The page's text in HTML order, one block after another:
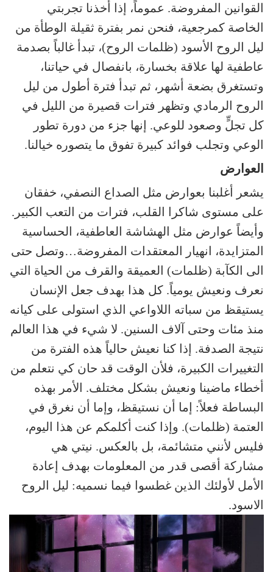
القوانين المفروضة. عموماً، إذا أخذنا تجربتي
الخاصة كمرجعية، فنحن نمر بفترة ثقيلة الوطأة من
ليل الروح الأسود (ظلمات الروح)، تبدأ غالباً بصدمة
عاطفية لها علاقة بخسارة، بانفصال في حياتنا،
وتستغرق بضعة أشهر، ثم تبدأ فترة أطول من ليل
الروح الرمادي وتظهر فترات قصيرة من الليل في
كل تجلٍّ وصعود للوعي. إنها جزء من دورة تطور
الوعي وتجلب فوائد كبيرة تفوق ما يتصوره خيالنا.
العوارض
يشعر أغلبنا بعوارض مثل الصداع النصفي، خفقان
على مستوى شاكرا القلب، فترات من التعب الكبير.
وأيضاً عوارض مثل الهشاشة العاطفية، الحساسية
المتزايدة، انهيار المعتقدات المفروضة…وتصل حتى
الى الكآبة (ظلمات) العميقة والقرف من الحياة التي
نعرف ونعيش يومياً. كل هذا بهدف جعل الإنسان
يستيقظ من سباته اللاواعي الذي استولى على كيانه
منذ مئات وحتى آلاف السنين. لا شيء في هذا العالم
نتيجة الصدفة. إذا كنا نعيش حالياً هذه الفترة من
التغييرات الكبيرة، فلأن الوقت قد حان كي نتعلم من
أخطاء ماضينا ونعيش بشكل مختلف. الأمر بهذه
البساطة فعلاً: إما أن نستيقظ، وإما أن نغرق في
العتمة (ظلمات). وإذا كنت أكلمكم عن هذا اليوم،
فليس لأنني متشائمة، بل بالعكس. نيتي هي
مشاركة أقصى قدر من المعلومات بهدف إعادة
الأمل لأولئك الذين غطسوا فيما نسميه: ليل الروح
الاسود.